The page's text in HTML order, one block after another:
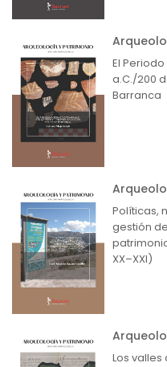
El
a.C./200
Barranca
Políticas,
gestión
XX–XXI)
Los